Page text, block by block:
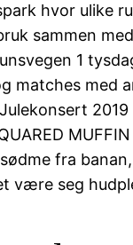
hvor ulike
sammen
1
matches med
fra
være seg